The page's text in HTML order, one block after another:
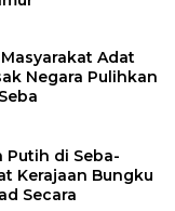
Adat
Negara Pulihkan
Putih di Seba-
Kerajaan Bungku
Secara